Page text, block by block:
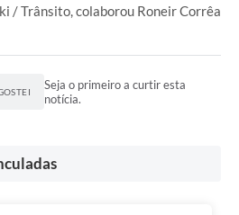
/ Trânsito, colaborou Roneir Corrêa
Seja o primeiro a curtir esta
notícia.